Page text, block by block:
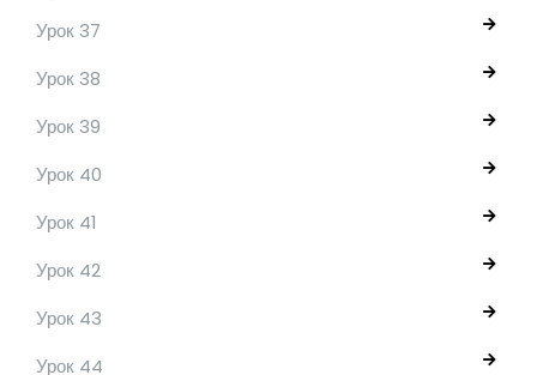
Урок 37
Урок 38
Урок 39
Урок 40
Урок 41
Урок 42
Урок 43
Урок 44